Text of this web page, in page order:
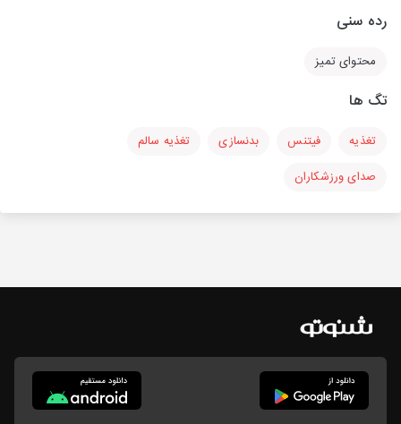
رده سنی
محتوای تمیز
تگ ها
تغذیه فیتنس بدنسازی
تغذیه سالم
صدای ورزشکاران